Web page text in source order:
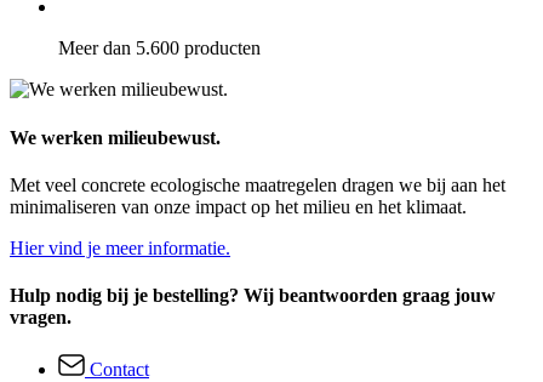
Meer dan 5.600 producten
We werken milieubewust.
Met veel concrete ecologische maatregelen dragen we bij aan het
minimaliseren van onze impact op het milieu en het klimaat.
Hier vind je meer informatie.
Hulp nodig bij je bestelling? Wij beantwoorden graag jouw
vragen.
Contact